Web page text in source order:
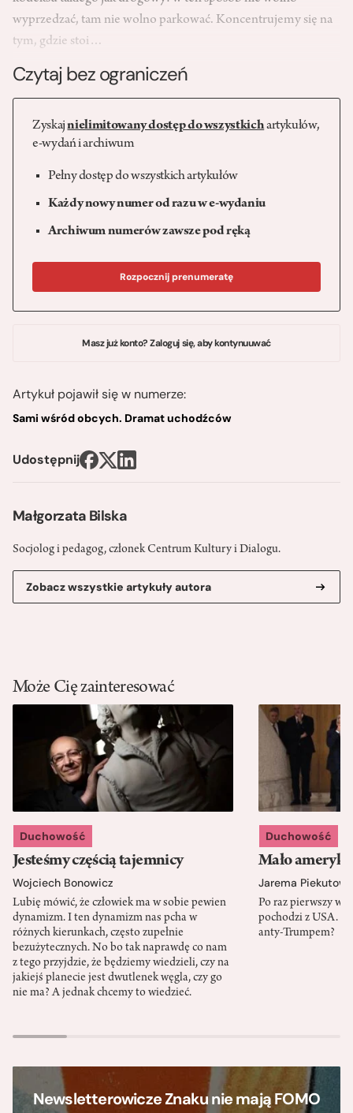
Małgorzata Bilska
Socjolog i pedagog, członek Centrum Kultury i Dialogu.
Zobacz wszystkie artykuły autora
wyprzedzać, tam nie wolno parkować. Koncentrujemy się na
tym, gdzie stoi…
Czytaj bez ograniczeń
Zyskajnielimitowany dostęp do wszystkichartykułów,
e-wydań i archiwum
Pełny dostęp do wszystkich artykułów
Każdy nowy numer od razu w e-wydaniu
Archiwum numerów zawsze pod ręką
Rozpocznij prenumeratę
Masz już konto? Zaloguj się, aby kontynuuwać
Artykuł pojawił się w numerze:
Sami wśród obcych. Dramat uchodźców
Udostępnij
Może Cię zainteresować
Duchowość
Jesteśmy częścią tajemnicy
Wojciech Bonowicz
Lubię mówić, że człowiek ma w sobie pewien
dynamizm. I ten dynamizm nas pcha w
różnych kierunkach, często zupełnie
bezużytecznych. No bo tak naprawdę co nam
z tego przyjdzie, że będziemy wiedzieli, czy na
jakiejś planecie jest dwutlenek węgla, czy go
nie ma? A jednak chcemy to wiedzieć.
Duchowość
Mało
Jarema
Po raz pierwszy w
pochodzi z USA.
anty-Trumpem?
Newsletterowicze Znaku nie mają FOMO